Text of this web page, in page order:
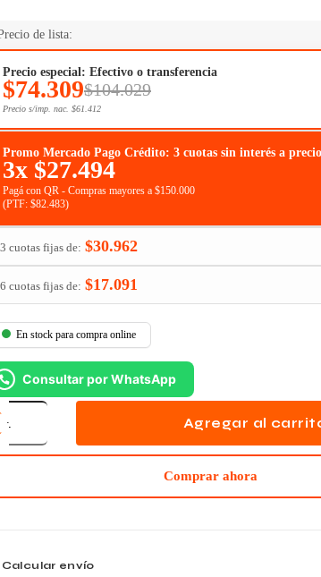
de lista:
Precio especial: Efectivo o transferencia
$74.309$104.029
Precio s/imp. nac. $61.412
Promo Mercado Pago Crédito: 3 cuotas sin interés a
3x $27.494
Pagá con QR - Compras mayores a $150.000
(PTF: $82.483)
3 cuotas fijas de: $30.962
6 cuotas fijas de: $17.091
En stock para compra online
Consultar por WhatsApp
Agregar al
Comprar ahora
Calcular envío